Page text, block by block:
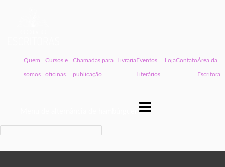
Quem
somos
Cursos e
oficinas
Chamadas para
publicação
LivrariaEventos
Literários
LojaContatoÁrea da
Escritora